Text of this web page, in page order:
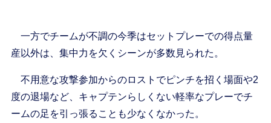
一方でチームが不調の今季はセットプレーでの得点量
産以外は、集中力を欠くシーンが多数見られた。
不用意な攻撃参加からのロストでピンチを招く場面や2
度の退場など、キャプテンらしくない軽率なプレーでチ
ームの足を引っ張ることも少なくなかった。